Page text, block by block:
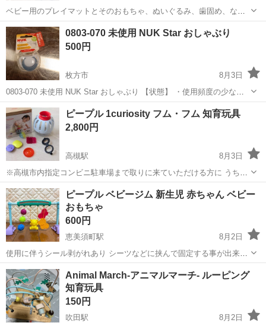
ベビー用のプレイマットとそのおもちゃ、ぬいぐるみ、歯固め、など
など 子供が使用していましたが、遊ぶおもちゃが変わってきました。
上の子からのお下がりが多めなので使用感はありますが、気に入って
くださった方がおられたらお譲り...
大阪 大阪市 ベビー用品
0803-070 未使用 NUK Star おしゃぶり
500円
枚方市
8月3日
0803-070 未使用 NUK Star おしゃぶり 【状態】 ・使用頻度の少ない
美品です ・詳細は現地でご確認ください ・お値引きは出来かねますの
でご了承願います ※中古品のため、状態についてはご理解の...
大阪 枚方市 ベビー用品
ピープル 1curiosity フム・フム 知育玩具
2,800円
高槻駅
8月3日
※高槻市内指定コンビニ駐車場まで取りに来ていただける方に うちの
双子が1歳前後の時集中して遊んでいました。 見た目もポップで可愛
くて親もお気に入りのおもちゃですが、最近卒業したようなのでお譲
りします。 パーツはすべて揃っ...
大阪 高槻市 高槻駅 ベビー用品 ピープル
ピープル ベビージム 新生児 赤ちゃん ベビー
おもちゃ
600円
恵美須町駅
8月2日
使用に伴うシール剥がれあり シーツなどに挟んで固定する事が出来ま
す大阪 大阪市
Animal March-アニマルマーチ- ルーピング
知育玩具
150円
吹田駅 8月2日